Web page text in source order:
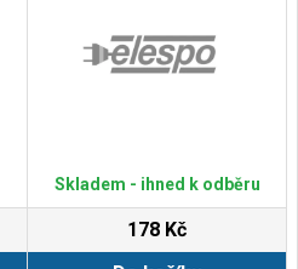
Skladem - ihned k odběru
178 Kč